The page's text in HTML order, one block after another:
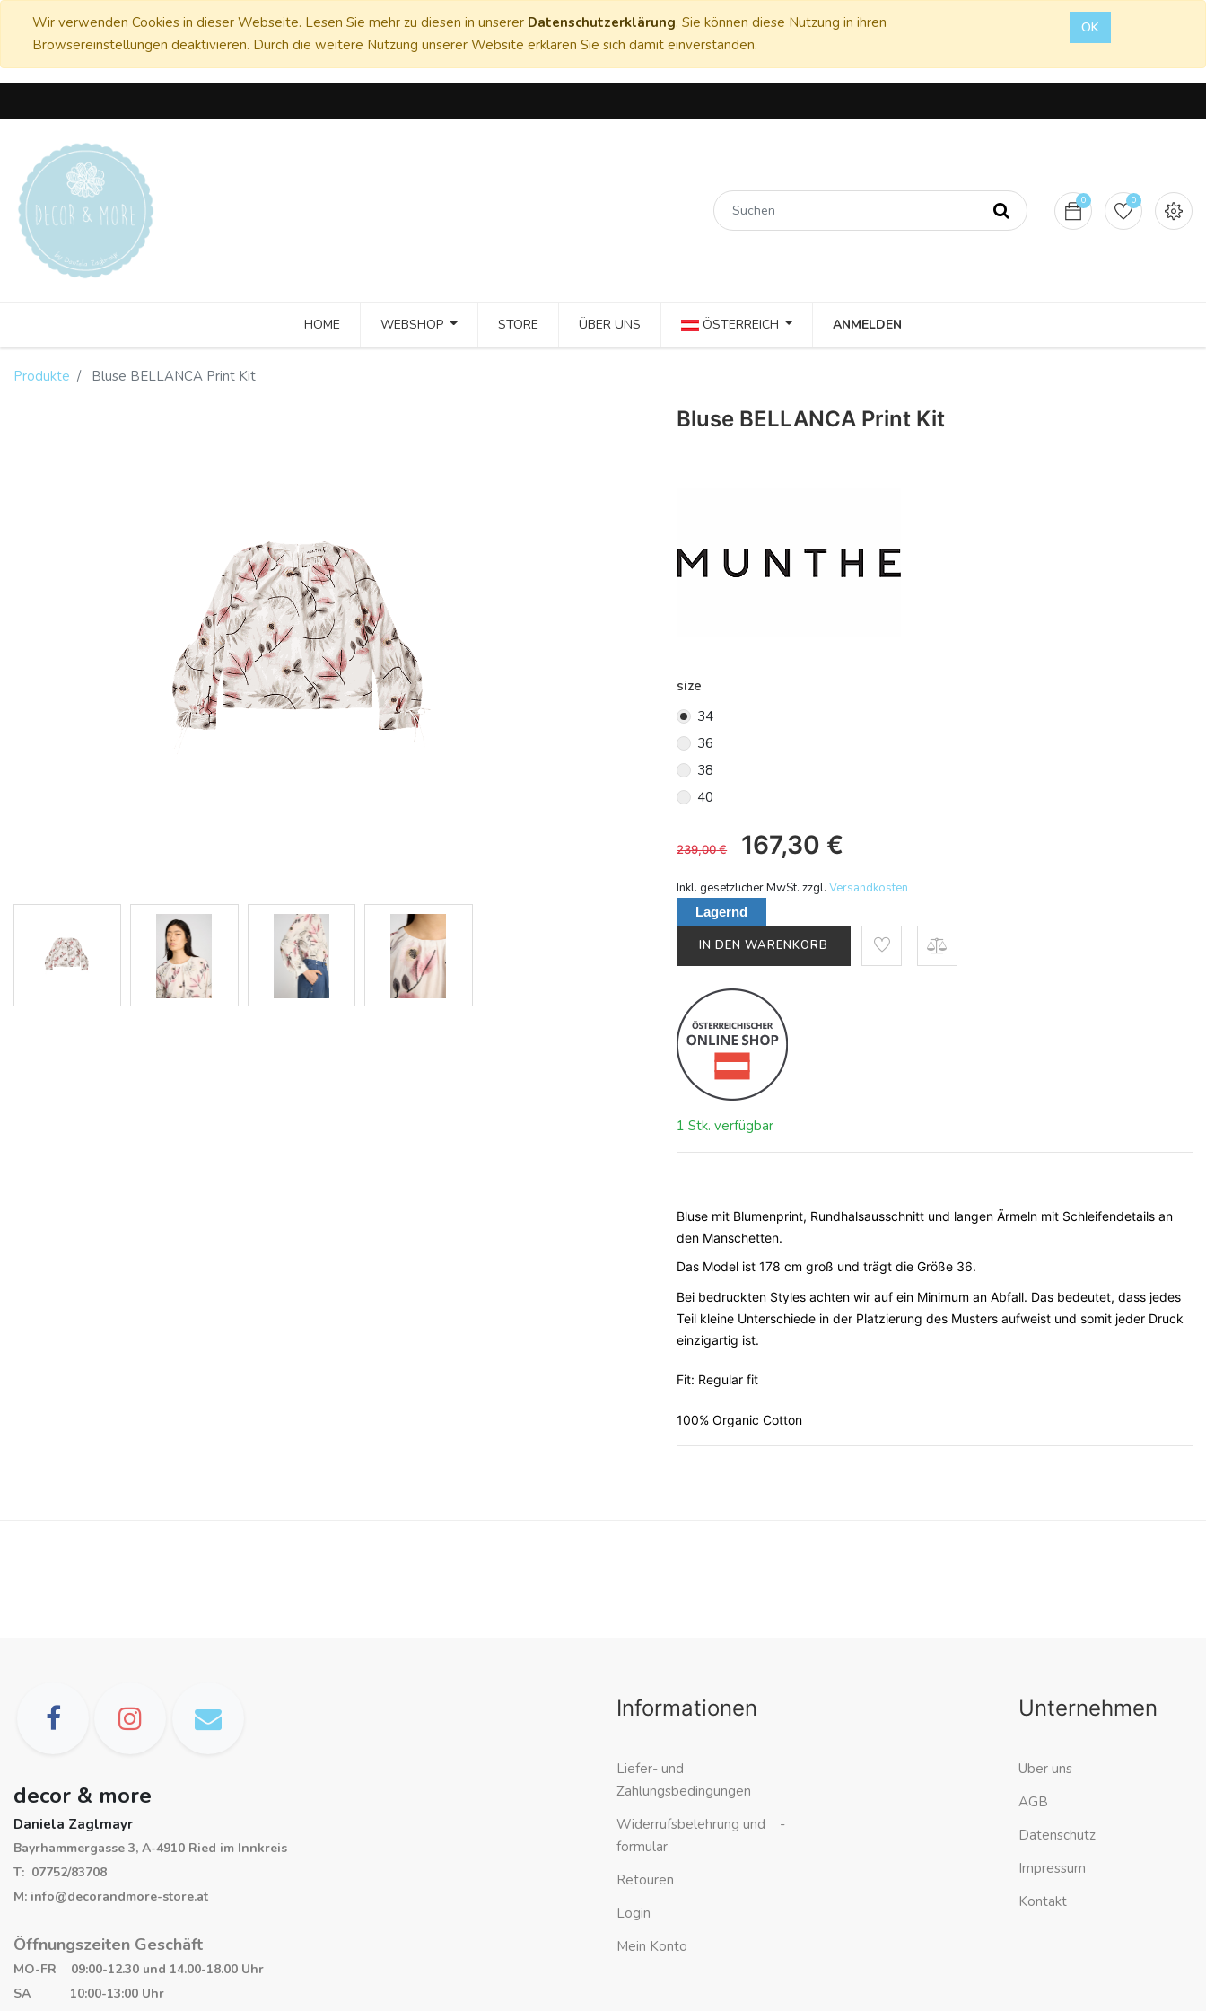
Wir verwenden Cookies in dieser Webseite. Lesen Sie mehr zu diesen in unserer Datenschutzerklärung. Sie können diese Nutzung in ihren
Browsereinstellungen deaktivieren. Durch die weitere Nutzung unserer Website erklären Sie sich damit einverstanden.
OK
0 0
HOME WEBSHOP STORE ÜBER UNS ÖSTERREICH ANMELDEN
Produkte Bluse BELLANCA Print Kit
Bluse BELLANCA Print Kit
size
34
36
38
40
239,00€ 167,30 €
Inkl. gesetzlicher MwSt. zzgl.Versandkosten
Lagernd
IN DEN WARENKORB
1 Stk. verfügbar
Bluse mit Blumenprint, Rundhalsausschnitt und langen Ärmeln mit Schleifendetails an
den Manschetten.
Das Model ist 178 cmgroß undträgt dieGröße 36.
Bei bedruckten Styles achten wir auf ein Minimum an Abfall. Das bedeutet, dass jedes
Teil kleine Unterschiede in der Platzierung des Musters aufweist und somit jeder Druck
einzigartig ist.
Fit: Regular fit
100% Organic Cotton
decor & more
Daniela Zaglmayr
Bayrhammergasse 3, A-4910 Ried im Innkreis
T: 07752/83708
M: info@decorandmore-store.at
Öffnungszeiten Geschäft
MO-FR 09:00-12.30 und 14.00-18.00 Uhr
SA 10:00-13:00 Uhr
Informationen
Liefer- und
Zahlungsbedingungen
Widerrufsbelehrung und -
formular
Retouren
Login
Mein Konto
Unternehmen
Über uns
AGB
Datenschutz
Impressum
Kontakt